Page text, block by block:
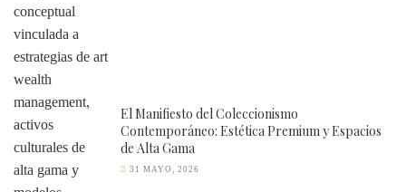
El Manifiesto del Coleccionismo
Contemporáneo: Estética Premium y Espacios
de Alta Gama
31 MAYO, 2026